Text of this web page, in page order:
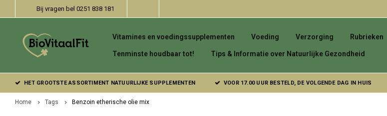
Bij vragen bel 0251 838 181
Vitamines en voedingssupplementen Voeding Verzorging Rubrieken
Tenminste houdbaar tot! Tips & Informatie over Natuurlijke Gezondheid
HET GROOTSTE ASSORTIMENT NATUURLIJKE SUPPLEMENTEN VOOR 17.00 UUR BESTELD, DE VOLGENDE DAG IN HUIS
Home Tags Benzoin etherische olie mix